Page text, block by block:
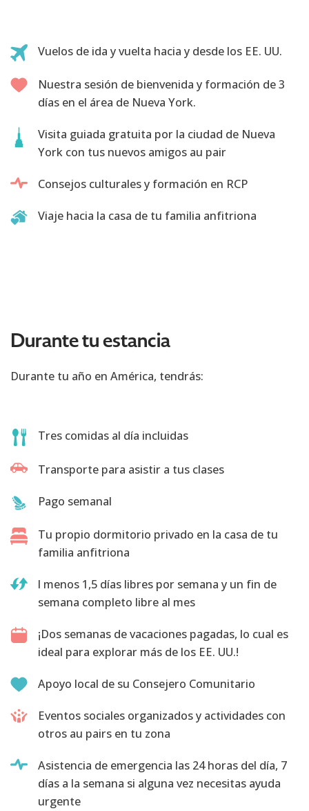
Vuelos de ida y vuelta hacia y desde los EE. UU.
Nuestra sesión de bienvenida y formación de 3
días en el área de Nueva York.
Visita guiada gratuita por la ciudad de Nueva
York con tus nuevos amigos au pair
Consejos culturales y formación en RCP
Viaje hacia la casa de tu familia anfitriona
Durante tu estancia
Durante tu año en América, tendrás:
Tres comidas al día incluidas
Transporte para asistir a tus clases
Pago semanal
Tu propio dormitorio privado en la casa de tu
familia anfitriona
l menos 1,5 días libres por semana y un fin de
semana completo libre al mes
¡Dos semanas de vacaciones pagadas, lo cual es
ideal para explorar más de los EE. UU.!
Apoyo local de su Consejero Comunitario
Eventos sociales organizados y actividades con
otros au pairs en tu zona
Asistencia de emergencia las 24 horas del día, 7
días a la semana si alguna vez necesitas ayuda
urgente